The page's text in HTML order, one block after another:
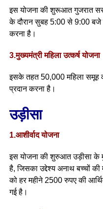
इस योजना की शुरूआत गुजरात
के दौरान सुबह 5:00 से 9:00 बजे
करना है।
3.मुख्यमंत्री महिला उत्कर्ष योजना
इसके तहत 50,000 महिला समूह
प्रदान करना है।
उड़ीसा
1.आशीर्वाद योजना
इस योजना की शुरुआत उड़ीसा के
है, जिसका उद्देश्य अनाथ बच्चों
को हर महीने 2500 रुपए की
गई है।